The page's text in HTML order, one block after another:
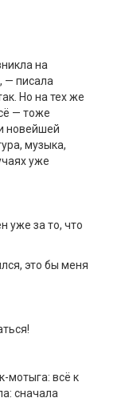
на
— писала
Но на тех же
— тоже
новейшей
музыка,
уже
уже за то, что
это бы меня
мотыга: всё к
сначала